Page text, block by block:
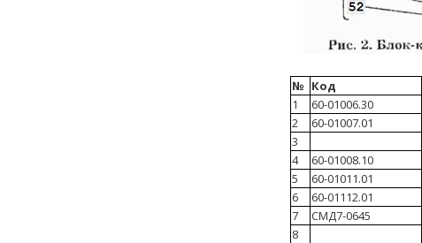
№ Код
1
60-01006.30
2
60-01007.01
3
4
60-01008.10
5
60-01011.01
6
60-01112.01
7
СМД7-0645
8